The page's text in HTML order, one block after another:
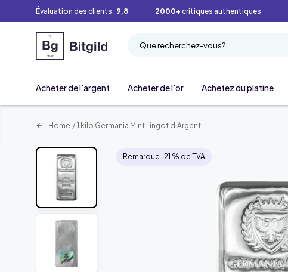
Évaluation des clients : 9,8 2000+ critiques authentiques
Que recherchez-vous?
Acheter de l'argent Acheter de l'or Achetez du platine
Home / 1 kilo Germania Mint Lingot d'Argent
Remarque : 21 % de TVA